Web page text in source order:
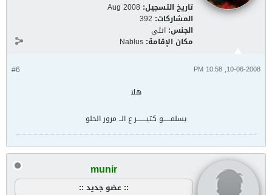
تاريخ التسجيل: Aug 2008
المشاركات: 392
الجنس: انثى
مكان الإقامة: Nablus
#6 10-06-2008, 10:58 PM
هلا
يسلمــــــو كتيــــــــر ع الــ مرور الحلو
munir
:: عضو جديد ::